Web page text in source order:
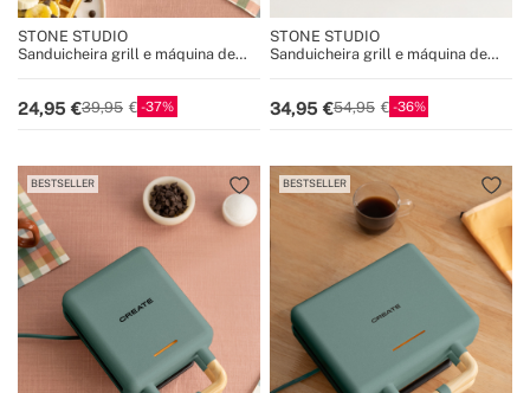
STONE STUDIO
Sanduicheira grill e máquina de
24,95 39,95 37
STONE STUDIO
Sanduicheira grill e máquina de
34,95 54,95 36
BESTSELLER BESTSELLER